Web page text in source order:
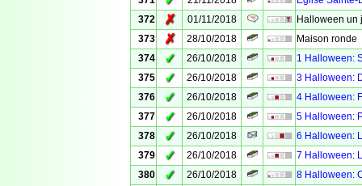
372
✗ 01/11/2018
Halloween un
373
✗ 28/10/2018
Maison ronde
374
✓ 26/10/2018
1 Halloween:
375
✓ 26/10/2018
3 Halloween:
376
✓ 26/10/2018
4 Halloween:
377
✓ 26/10/2018
5 Halloween:
378
✓ 26/10/2018
6 Halloween:
379
✓ 26/10/2018
7 Halloween:
380
✓ 26/10/2018
8 Halloween: